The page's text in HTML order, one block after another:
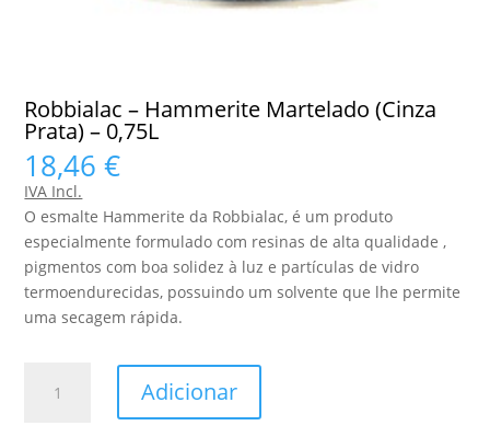
Robbialac – Hammerite Martelado (Cinza
Prata) – 0,75L
18,46€
IVA Incl.
O esmalte Hammerite da Robbialac, é um produto
especialmente formulado com resinas de alta qualidade ,
pigmentos com boa solidez à luz e partículas de vidro
termoendurecidas, possuindo um solvente que lhe permite
uma secagem rápida.
Adicionar